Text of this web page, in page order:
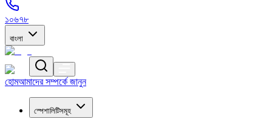
১০৬৭৮
বাংলা
হোমআমাদের সম্পর্কে জানুন
স্পেশালিটিসমূহ